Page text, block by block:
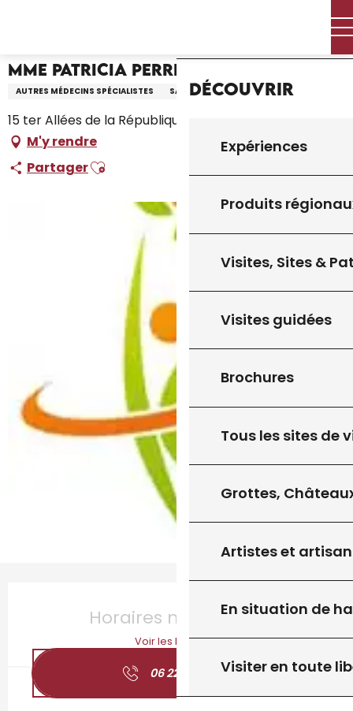
principal
Découvrir
Expériences
Produits
Visites, Sites &
Visites guidées
Brochures
Tous les sites de
Grottes,
Artistes et
En situation de
Visiter en toute
Mme Patricia Perrin
AUTRES MÉDECINS SPÉCIALISTES SANTÉ
15 ter Allées de la République, 46300 Gourdon
M'y rendre
PartagerAjouter aux favoris
Horaires non définis
Voir les horaires
06 22 47 68 ▒▒